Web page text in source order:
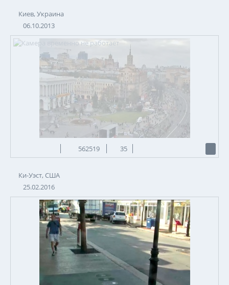
Киев, Украина
06.10.2013
562519 35
Ки-Уэст, США
25.02.2016